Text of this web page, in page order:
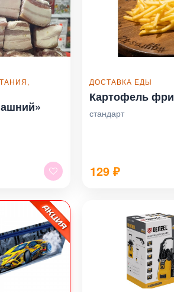
ДОСТАВКА ЕДЫ
Картофель фри
стандарт
129 ₽